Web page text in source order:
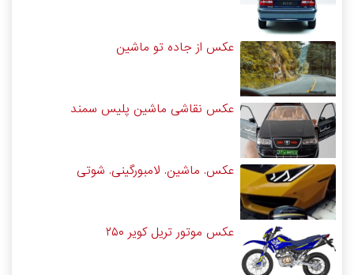
عکس از جاده تو ماشین
عکس نقاشی ماشین پلیس سمند
عکس. ماشین. لامبورگینی. شوتی
عکس موتور تریل کویر ۲۵۰